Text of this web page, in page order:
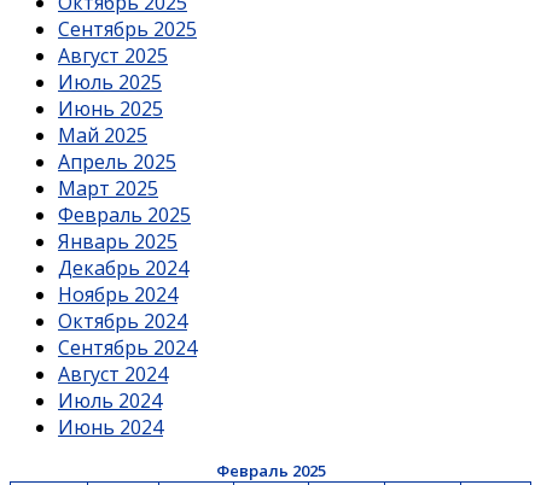
Сентябрь 2025
Август 2025
Июль 2025
Июнь 2025
Май 2025
Апрель 2025
Март 2025
Февраль 2025
Январь 2025
Декабрь 2024
Ноябрь 2024
Октябрь 2024
Сентябрь 2024
Август 2024
Июль 2024
Июнь 2024
Февраль 2025